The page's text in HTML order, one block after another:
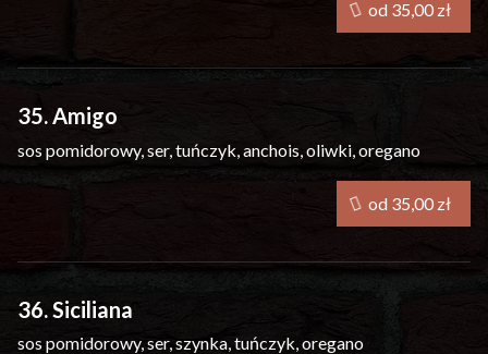
35. Amigo
sos pomidorowy, ser, tuńczyk, anchois, oliwki, oregano
36. Siciliana
sos pomidorowy, ser, szynka, tuńczyk, oregano